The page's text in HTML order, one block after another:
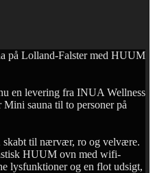
Lolland-Falster med HUUM
en levering fra INUA Wellness
sauna til to personer på
skabt til nærvær, ro og velvære.
HUUM ovn med wifi-
lysfunktioner og en flot udsigt,